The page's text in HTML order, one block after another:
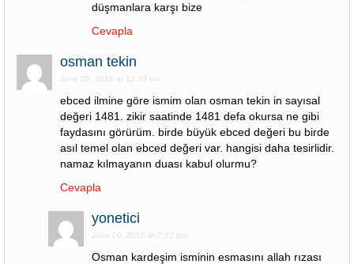
düşmanlara karşı bize
Cevapla
osman tekin
June 20, 2016 at 12:33 pm
ebced ilmine göre ismim olan osman tekin in sayısal
değeri 1481. zikir saatinde 1481 defa okursa ne gibi
faydasını görürüm. birde büyük ebced değeri bu birde
asıl temel olan ebced değeri var. hangisi daha tesirlidir.
namaz kılmayanın duası kabul olurmu?
Cevapla
yonetici
June 20, 2016 at 7:32 pm
Osman kardeşim isminin esmasını allah rızası